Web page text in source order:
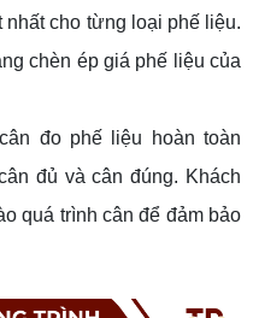
nhất cho từng loại phế liệu.
chèn ép giá phế liệu của
đo phế liệu hoàn toàn
đủ và cân đúng. Khách
quá trình cân để đảm bảo